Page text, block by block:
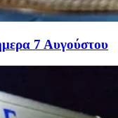
7 Αυγούστου